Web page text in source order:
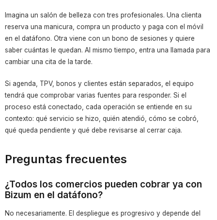
Imagina un salón de belleza con tres profesionales. Una clienta
reserva una manicura, compra un producto y paga con el móvil
en el datáfono. Otra viene con un bono de sesiones y quiere
saber cuántas le quedan. Al mismo tiempo, entra una llamada para
cambiar una cita de la tarde.
Si agenda, TPV, bonos y clientes están separados, el equipo
tendrá que comprobar varias fuentes para responder. Si el
proceso está conectado, cada operación se entiende en su
contexto: qué servicio se hizo, quién atendió, cómo se cobró,
qué queda pendiente y qué debe revisarse al cerrar caja.
Preguntas frecuentes
¿Todos los comercios pueden cobrar ya con
Bizum en el datáfono?
No necesariamente. El despliegue es progresivo y depende del